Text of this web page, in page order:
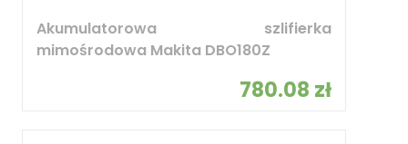
Akumulatorowa szlifierka
mimośrodowa Makita DBO180Z
780.08 zł